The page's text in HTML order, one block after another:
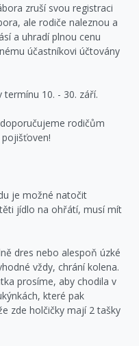
zruší svou registraci
ale rodiče naleznou a
a uhradí plnou cenu
účastníkovi účtovány
10. - 30. září.
rodičům
je možné natočit
jídlo na ohřátí, musí mít
dres nebo alespoň úzké
vždy, chrání kolena.
prosíme, aby chodila v
které pak
zde holčičky mají 2 tašky